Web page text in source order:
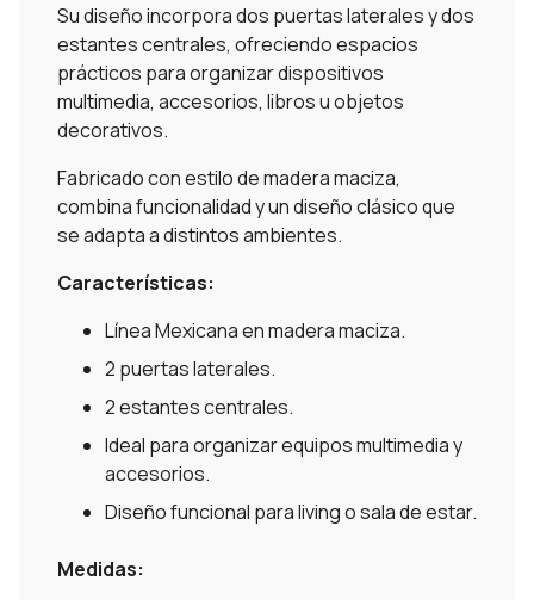
Su diseño incorpora dos puertas laterales y dos
estantes centrales, ofreciendo espacios
prácticos para organizar dispositivos
multimedia, accesorios, libros u objetos
decorativos.
Fabricado con estilo de madera maciza,
combina funcionalidad y un diseño clásico que
se adapta a distintos ambientes.
Características:
Línea Mexicana en madera maciza.
2 puertas laterales.
2 estantes centrales.
Ideal para organizar equipos multimedia y
accesorios.
Diseño funcional para living o sala de estar.
Medidas: